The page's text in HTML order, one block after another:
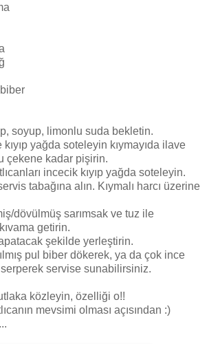
soyup, limonlu suda bekletin.
yağda soteleyin kıymayıda ilave
çekene kadar pişirin.
incecik kıyıp yağda soteleyin.
tabağına alın. Kıymalı harcı üzerine
dövülmüş sarımsak ve tuz ile
getirin.
şekilde yerleştirin.
pul biber dökerek, ya da çok ince
serperek servise sunabilirsiniz.
közleyin, özelliği o!!
mevsimi olması açısından :)